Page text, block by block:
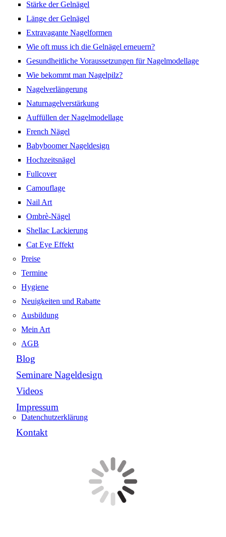
Stärke der Gelnägel
Länge der Gelnägel
Extravagante Nagelformen
Wie oft muss ich die Gelnägel erneuern?
Gesundheitliche Voraussetzungen für Nagelmodellage
Wie bekommt man Nagelpilz?
Nagelverlängerung
Naturnagelverstärkung
Auffüllen der Nagelmodellage
French Nägel
Babyboomer Nageldesign
Hochzeitsnägel
Fullcover
Camouflage
Nail Art
Ombrè-Nägel
Shellac Lackierung
Cat Eye Effekt
Preise
Termine
Hygiene
Neuigkeiten und Rabatte
Ausbildung
Mein Art
AGB
Blog
Seminare Nageldesign
Videos
Impressum
Datenchutzerklärung
Kontakt